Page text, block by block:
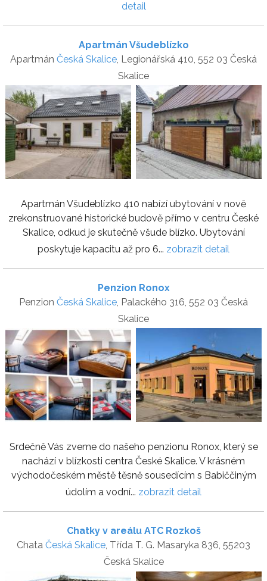
detail
Apartmán Všudeblízko
Apartmán Česká Skalice, Legionářská 410, 552 03 Česká
Skalice
Apartmán Všudeblízko 410 nabízí ubytování v nově
zrekonstruované historické budově přímo v centru České
Skalice, odkud je skutečně všude blízko. Ubytování
poskytuje kapacitu až pro 6... zobrazit detail
Penzion Ronox
Penzion Česká Skalice, Palackého 316, 552 03 Česká
Skalice
Srdečně Vás zveme do našeho penzionu Ronox, který se
nachází v blízkosti centra České Skalice. V krásném
východočeském městě těsně sousedícím s Babiččiným
údolím a vodní... zobrazit detail
Chatky v areálu ATC Rozkoš
Chata Česká Skalice, Třída T. G. Masaryka 836, 55203
Česká Skalice